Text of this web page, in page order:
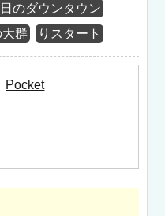
のダウンタウン
群 りスタート
Pocket